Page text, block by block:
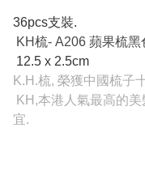
36pcs支裝.
KH梳- A206 蘋果梳黑
12.5 x 2.5cm
K.H.梳, 榮獲中國梳子
KH,本港人氣最高的
宜.